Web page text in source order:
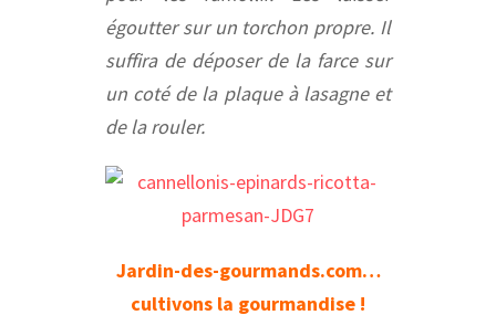
égoutter sur un torchon propre. Il
suffira de déposer de la farce sur
un coté de la plaque à lasagne et
de la rouler.
Jardin-des-gourmands.com…
cultivons la gourmandise !